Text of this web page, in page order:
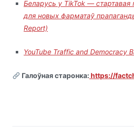
Беларусь у TikTok — стартавая
для новых фарматаў
Report)
YouTube Traffic and Democracy
Галоўная старонка:https://